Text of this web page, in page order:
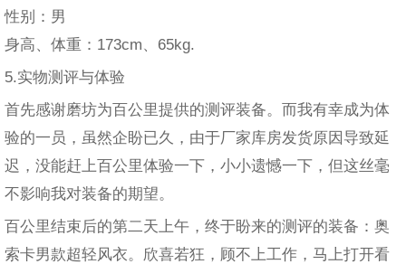
性别：男
身高、体重：173cm、65kg.
5.实物测评与体验
首先感谢磨坊为百公里提供的测评装备。而我有幸成为体
验的一员，虽然企盼已久，由于厂家库房发货原因导致延
迟，没能赶上百公里体验一下，小小遗憾一下，但这丝毫
不影响我对装备的期望。
百公里结束后的第二天上午，终于盼来的测评的装备：奥
索卡男款超轻风衣。欣喜若狂，顾不上工作，马上打开看